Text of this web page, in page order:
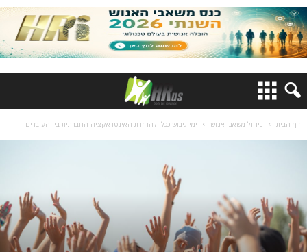
דף הבית ניהול משאבי אנוש ימי גיבוש ככלי להחזרת האינטראקציה החברתית בין העובדים